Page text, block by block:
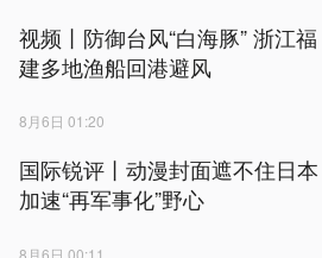
视频丨防御台风“白海豚” 浙江福
建多地渔船回港避风
8月6日 01:20
国际锐评丨动漫封面遮不住日本
加速“再军事化”野心
8月6日 00:11